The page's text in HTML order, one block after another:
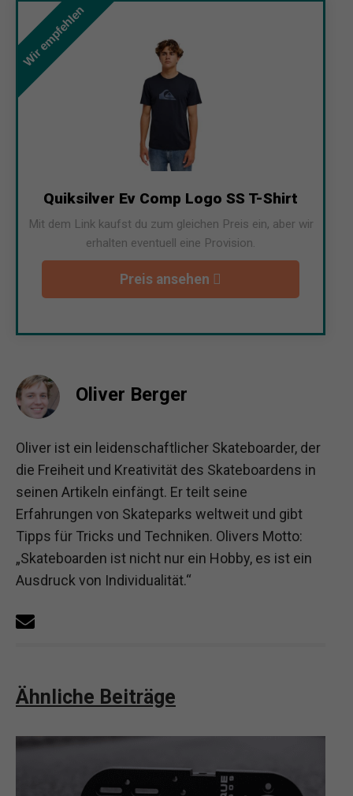
Wir empfehlen
Quiksilver Ev Comp Logo SS T-Shirt
Mit dem Link kaufst du zum gleichen Preis ein, aber wir
erhalten eventuell eine Provision.
Preis ansehen
Oliver Berger
Oliver ist ein leidenschaftlicher Skateboarder, der
die Freiheit und Kreativität des Skateboardens in
seinen Artikeln einfängt. Er teilt seine
Erfahrungen von Skateparks weltweit und gibt
Tipps für Tricks und Techniken. Olivers Motto:
„Skateboarden ist nicht nur ein Hobby, es ist ein
Ausdruck von Individualität.“
Ähnliche Beiträge